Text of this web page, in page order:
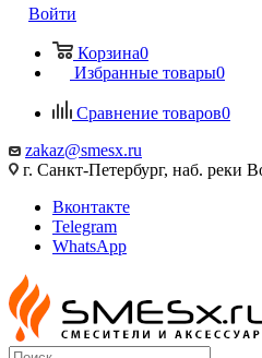
Войти
Корзина0
Избранные товары0
Сравнение товаров0
zakaz@smesx.ru
г. Санкт-Петербург, наб. реки
Вконтакте
Telegram
WhatsApp